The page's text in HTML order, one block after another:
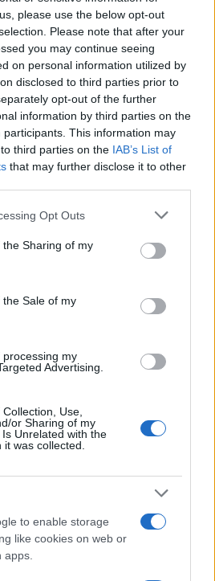
please use the below opt-out
Please note that after your
you may continue seeing
on personal information utilized by
disclosed to third parties prior to
opt-out of the further
information by third parties on the
participants. This information may
third parties on the IAB’s List of
that may further disclose it to other
app uses one or more Google
usage behaviour. You may click to
Google and its third-party tags to
purposes in below Google
Opt Outs
Sharing of my
Sale of my
my
Advertising.
Use,
or Sharing of my
Unrelated with the
was collected.
to enable storage
like cookies on web or
tracker elegante e